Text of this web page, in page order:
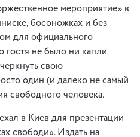
мероприятие» в
босоножках и без
для официального
гостя не было ни капли
свою
один (и далеко не самый
свободного человека.
в Киев для презентации
свободи». Издать на